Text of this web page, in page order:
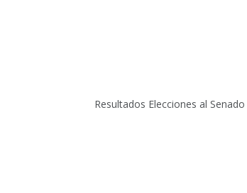
Resultados Elecciones al Senado